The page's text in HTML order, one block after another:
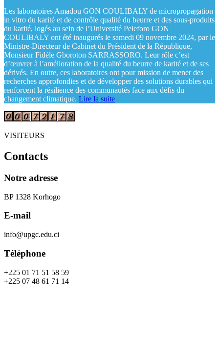
Les laboratoires Amadou GON COULIBALY de micropropagation
in vitro du karité et de contrôle qualité du beurre et des sous-produits
du karité, logés au sein de l’Université Peleforo GON
COULIBALY ont été inaugurés le samedi 09 novembre 2024, par le
Ministre-Directeur de Cabinet du Président de la République,
Monsieur Fidèle Gboroton SARRASSORO. Leur rôle c’est
d’œuvrer à l’amélioration de la qualité du beurre de karité et de ses
dérivés. En outre, ces laboratoires ont pour mission de mener des
recherches approfondies et de développer des solutions durables qui
renforcent la résilience des communautés face aux défis du
changement climatique. Lire la suite
VISITEURS
Contacts
Notre adresse
BP 1328 Korhogo
E-mail
info@upgc.edu.ci
Téléphone
+225 01 71 51 58 59
+225 07 48 61 71 14